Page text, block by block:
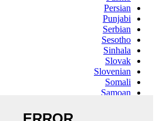
Persian
Punjabi
Serbian
Sesotho
Sinhala
Slovak
Slovenian
Somali
Samoan